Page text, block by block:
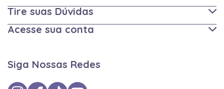
Tire suas Dúvidas
Acesse sua conta
Siga Nossas Redes